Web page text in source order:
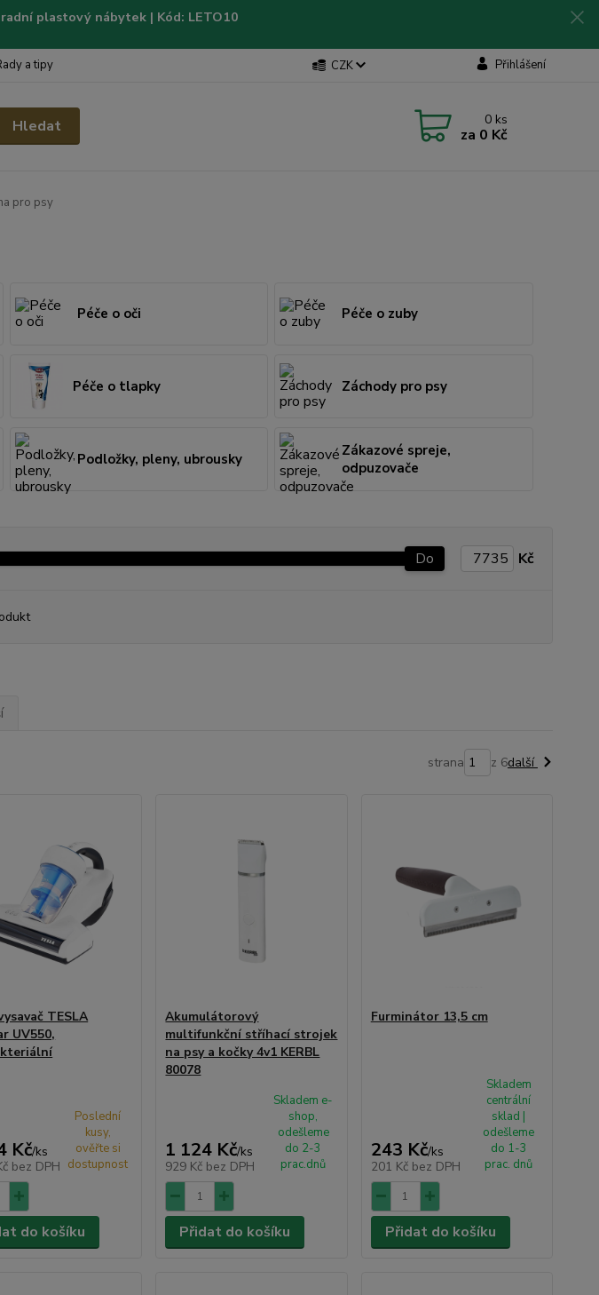
plastový nábytek | Kód: LETO10
a tipy CZK Přihlášení
Hledat 0 ks
za 0 Kč
pro psy
Péče o oči Péče o zuby
Péče o tlapky Záchody pro psy
Podložky, pleny, ubrousky
Zákazové spreje,
odpuzovače
Do Kč
strana z 6další
TESLA
UV550,
Kč/ks
bez DPH
Poslední
kusy,
ověřte si
dostupnost
do košíku
Akumulátorový
multifunkční stříhací strojek
na psy a kočky 4v1 KERBL
80078
1 124 Kč/ks
929 Kč bez DPH
Skladem e-
shop,
odešleme
do 2-3
prac.dnů
Přidat do košíku
Furminátor 13,5 cm
243 Kč/ks
201 Kč bez DPH
Skladem
centrální
sklad |
odešleme
do 1-3
prac. dnů
Přidat do košíku